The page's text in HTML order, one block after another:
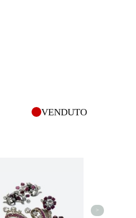
VENDUTO
>